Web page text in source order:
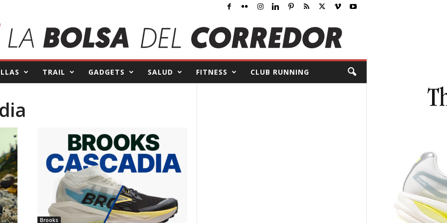
TRAIL GADGETS SALUD FITNESS CLUB RUNNING
Brooks